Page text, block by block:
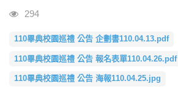
瀏覽人次
294
110畢典校園巡禮 公告 企劃書110.04.13.pdf
110畢典校園巡禮 公告 報名表單110.04.26.pdf
110畢典校園巡禮 公告 海報110.04.25.jpg